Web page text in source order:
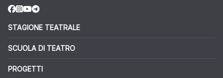
STAGIONE TEATRALE
SCUOLA DI TEATRO
PROGETTI